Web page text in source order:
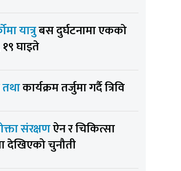
यात्रुबस दुर्घटनामा एकको
घाइते
तथाकार्यक्रम तर्जुमा गर्दै त्रिवि
संरक्षणऐन र चिकित्सा
देखिएको चुनौती